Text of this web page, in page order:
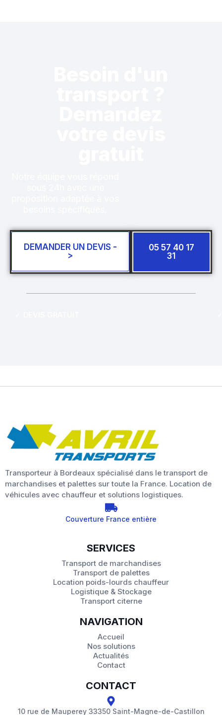
DEMANDER UN DEVIS -
>
05 57 40 17
31
Transporteur à Bordeaux spécialisé dans le transport de
marchandises et palettes sur toute la France. Location de
véhicules avec chauffeur et solutions logistiques.
Couverture France entière
SERVICES
Transport de marchandises
Transport de palettes
Location poids-lourds chauffeur
Logistique & Stockage
Transport citerne
NAVIGATION
Accueil
Nos solutions
Actualités
Contact
CONTACT
10 rue de Mauperey 33350 Saint-Magne-de-Castillon